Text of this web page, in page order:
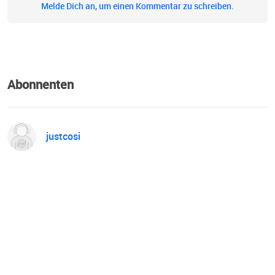
Melde Dich an, um einen Kommentar zu schreiben.
Abonnenten
justcosi